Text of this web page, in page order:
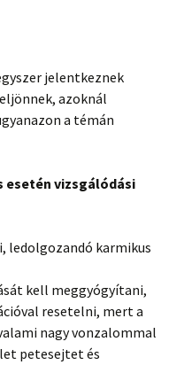
jelentkeznek
azoknál
a témán
esetén vizsgálódási
ledolgozandó karmikus
kell meggyógyítani,
resetelni, mert a
nagy vonzalommal
petesejtet és